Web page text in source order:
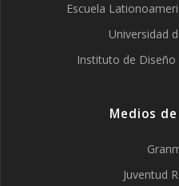
Escuela
Universidad
Instituto de Diseño
Medios de
Juventud